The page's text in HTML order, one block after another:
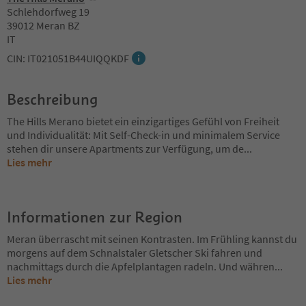
Schlehdorfweg 19
39012 Meran BZ
IT
CIN: IT021051B44UIQQKDF
Beschreibung
The Hills Merano bietet ein einzigartiges Gefühl von Freiheit
und Individualität: Mit Self-Check-in und minimalem Service
stehen dir unsere Apartments zur Verfügung, um de...
Lies mehr
Informationen zur Region
Meran überrascht mit seinen Kontrasten. Im Frühling kannst du
morgens auf dem Schnalstaler Gletscher Ski fahren und
nachmittags durch die Apfelplantagen radeln. Und währen...
Lies mehr